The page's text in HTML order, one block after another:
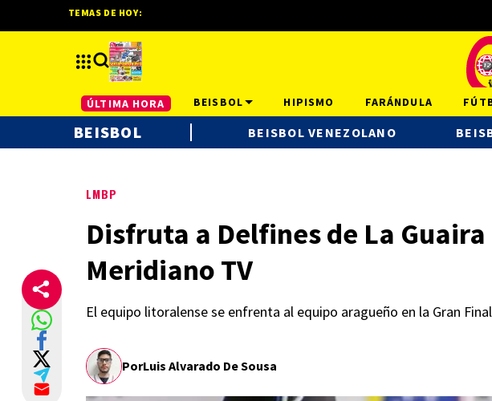
LMBP
Disfruta a Delfines de La Guaira
Meridiano TV
El equipo litoralense se enfrenta al equipo aragueño en la Gran
PorLuis Alvarado De Sousa
TEMAS DE HOY:
ÚLTIMA HORA BEISBOL
BEISBOL BEISBOL VENEZOLANO
HIPISMO FARÁNDULA